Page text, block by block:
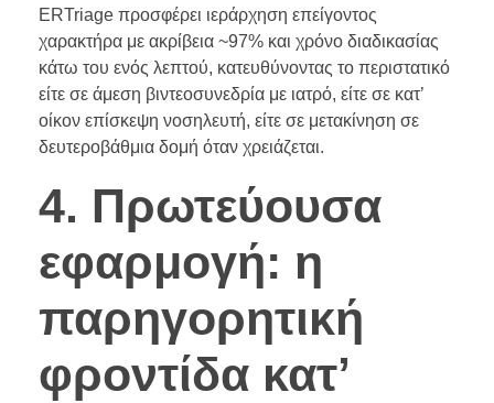
ERTriage προσφέρει ιεράρχηση επείγοντος
χαρακτήρα με ακρίβεια ~97% και χρόνο διαδικασίας
κάτω του ενός λεπτού, κατευθύνοντας το περιστατικό
είτε σε άμεση βιντεοσυνεδρία με ιατρό, είτε σε κατ’
οίκον επίσκεψη νοσηλευτή, είτε σε μετακίνηση σε
δευτεροβάθμια δομή όταν χρειάζεται.
4. Πρωτεύουσα
εφαρμογή: η
παρηγορητική
φροντίδα κατ’